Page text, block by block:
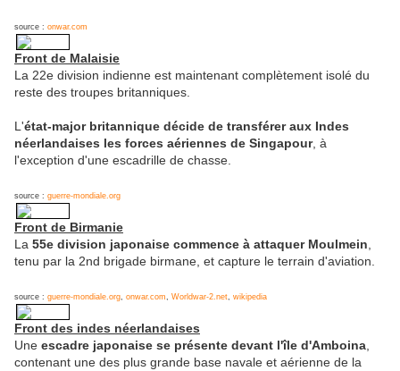
source : onwar.com
Front de Malaisie
La 22e division indienne est maintenant complètement isolé du
reste des troupes britanniques.
L'état-major britannique décide de transférer aux Indes
néerlandaises les forces aériennes de Singapour, à
l'exception d'une escadrille de chasse.
source : guerre-mondiale.org
Front de Birmanie
La 55e division japonaise commence à attaquer Moulmein
tenu par la 2nd brigade birmane, et capture le terrain d'aviation.
source : guerre-mondiale.org, onwar.com, Worldwar-2.net, wikipedia
Front des indes néerlandaises
Une escadre japonaise se présente devant l'île d'Amboina
contenant une des plus grande base navale et aérienne de la